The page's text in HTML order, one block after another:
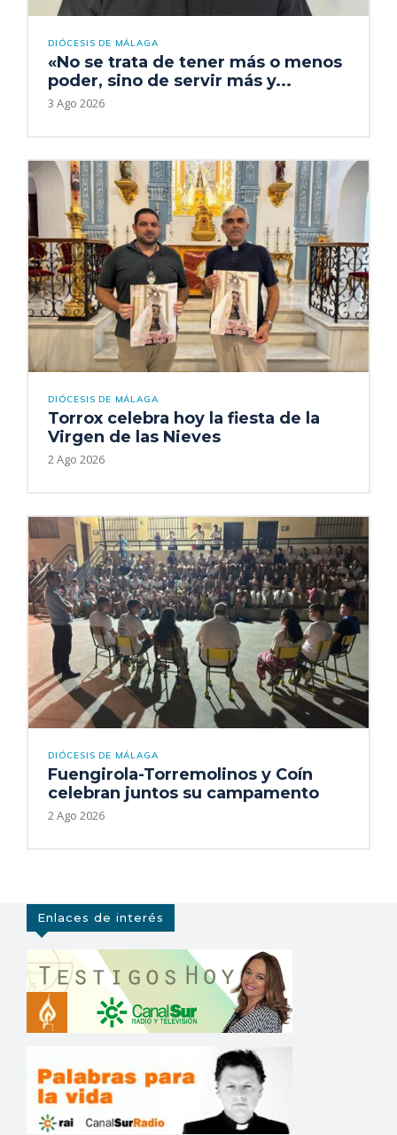
DIÓCESIS DE MÁLAGA
«No se trata de tener más o menos
poder, sino de servir más y...
3 Ago 2026
DIÓCESIS DE MÁLAGA
Torrox celebra hoy la fiesta de la
Virgen de las Nieves
2 Ago 2026
DIÓCESIS DE MÁLAGA
Fuengirola-Torremolinos y Coín
celebran juntos su campamento
2 Ago 2026
Enlaces de interés